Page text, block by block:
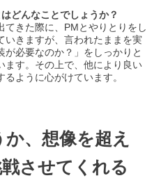
どんなことでしょうか？
てきた際に、PMとやりとりをし
いきますが、言われたままを実
必要なのか？」をしっかりと
す。 その上で、他により良い
ように心がけています。
、想像を超え
戦させてくれる